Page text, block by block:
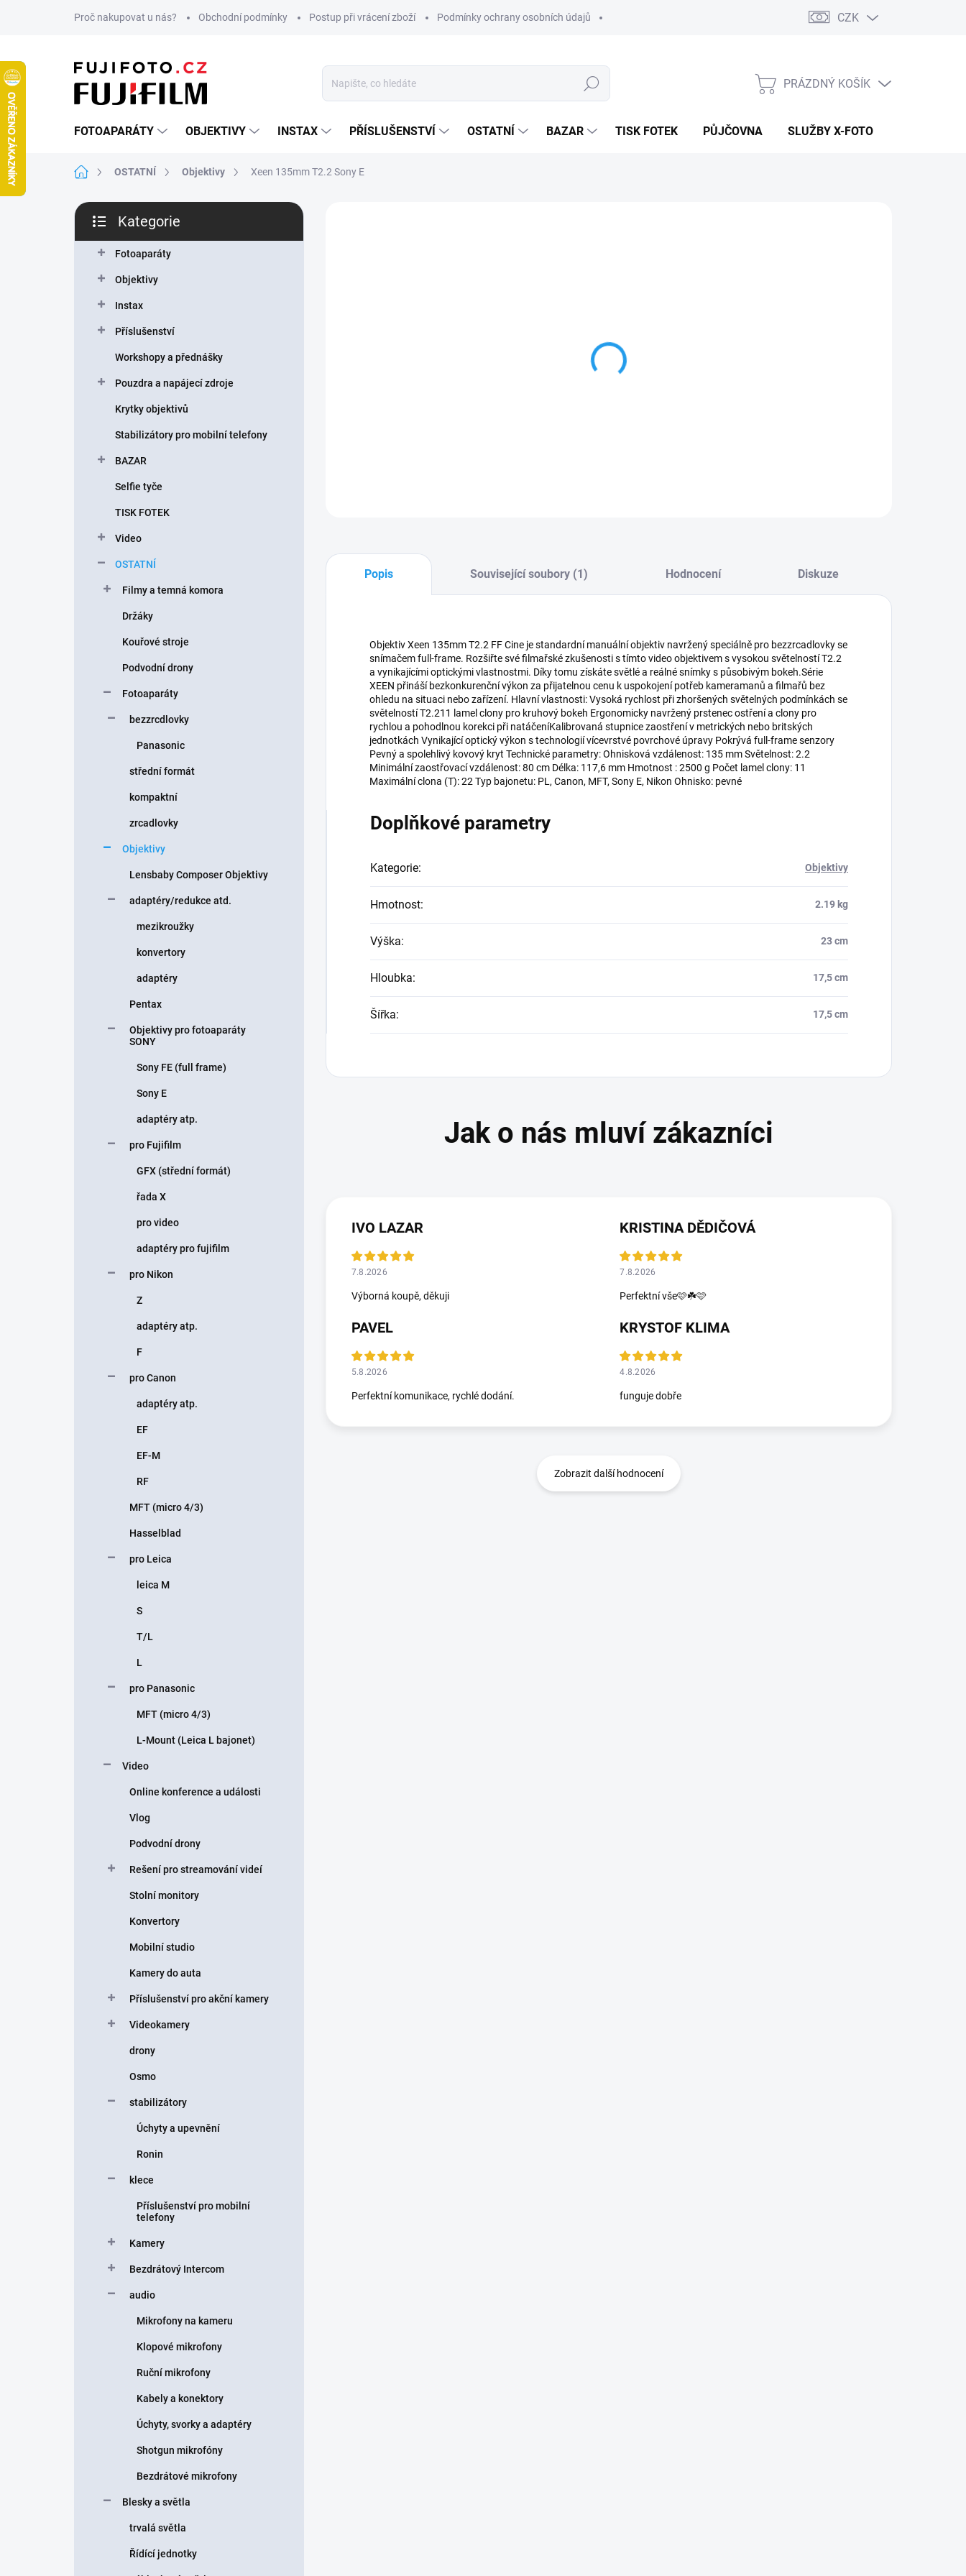
Proč nakupovat u nás? Obchodní podmínky Postup při vrácení zboží Podmínky ochrany osobních údajů CZK
Hledat
NÁKUPNÍ
PRÁZDNÝ KOŠÍK
FOTOAPARÁTY OBJEKTIVY INSTAX PŘÍSLUŠENSTVÍ OSTATNÍ BAZAR TISK FOTEK PŮJČOVNA SLUŽBY X-FOTO
Domů OSTATNÍ Objektivy Xeen 135mm T2.2 Sony E
P
s
kategorie
Kategorie
Fotoaparáty
Objektivy
Instax
Příslušenství
Workshopy a přednášky
Pouzdra a napájecí zdroje
Krytky objektivů
Stabilizátory pro mobilní telefony
BAZAR
Selfie tyče
TISK FOTEK
Video
OSTATNÍ
Filmy a temná komora
Držáky
Kouřové stroje
Podvodní drony
Fotoaparáty
bezzrcdlovky
Panasonic
střední formát
kompaktní
zrcadlovky
Objektivy
Lensbaby Composer Objektivy
adaptéry/redukce atd.
mezikroužky
konvertory
adaptéry
Pentax
Objektivy pro fotoaparáty
SONY
Sony FE (full frame)
Sony E
adaptéry atp.
pro Fujifilm
GFX (střední formát)
řada X
pro video
adaptéry pro fujifilm
pro Nikon
Z
adaptéry atp.
F
pro Canon
adaptéry atp.
EF
EF-M
RF
MFT (micro 4/3)
Hasselblad
pro Leica
leica M
S
T/L
L
pro Panasonic
MFT (micro 4/3)
L-Mount (Leica L bajonet)
Video
Online konference a události
Vlog
Podvodní drony
Rešení pro streamování videí
Stolní monitory
Konvertory
Mobilní studio
Kamery do auta
Příslušenství pro akční kamery
Videokamery
drony
Osmo
stabilizátory
Úchyty a upevnění
Ronin
klece
Příslušenství pro mobilní
telefony
Kamery
Bezdrátový Intercom
audio
Mikrofony na kameru
Klopové mikrofony
Ruční mikrofony
Kabely a konektory
Úchyty, svorky a adaptéry
Shotgun mikrofóny
Bezdrátové mikrofony
Blesky a světla
trvalá světla
Řídící jednotky
Popis Související soubory (1) Hodnocení Diskuze
Objektiv Xeen 135mm T2.2 FF Cine je standardní manuální objektiv navržený speciálně pro bezzrcadlovky se
snímačem full-frame. Rozšiřte své filmařské zkušenosti s tímto video objektivem s vysokou světelností T2.2
a vynikajícími optickými vlastnostmi. Díky tomu získáte světlé a reálné snímky s působivým bokeh.Série
XEEN přináší bezkonkurenční výkon za přijatelnou cenu k uspokojení potřeb kameramanů a filmařů bez
ohledu na situaci nebo zařízení. Hlavní vlastnosti: Vysoká rychlost při zhoršených světelných podmínkách se
světelností T2.211 lamel clony pro kruhový bokeh Ergonomicky navržený prstenec ostření a clony pro
rychlou a pohodlnou korekci při natáčeníKalibrovaná stupnice zaostření v metrických nebo britských
jednotkách Vynikající optický výkon s technologií vícevrstvé povrchové úpravy Pokrývá full-frame senzory
Pevný a spolehlivý kovový kryt Technické parametry: Ohnisková vzdálenost: 135 mm Světelnost: 2.2
Minimální zaostřovací vzdálenost: 80 cm Délka: 117,6 mm Hmotnost : 2500 g Počet lamel clony: 11
Maximální clona (T): 22 Typ bajonetu: PL, Canon, MFT, Sony E, Nikon Ohnisko: pevné
Doplňkové parametry
Kategorie: Objektivy
Hmotnost: 2.19 kg
Výška: 23 cm
Hloubka: 17,5 cm
Šířka: 17,5 cm
IVO LAZAR
7.8.2026
Výborná koupě, děkuji
KRISTINA DĚDIČOVÁ
7.8.2026
Perfektní vše🩷☘️🩷
PAVEL
5.8.2026
Perfektní komunikace, rychlé dodání.
KRYSTOF KLIMA
4.8.2026
funguje dobře
Zobrazit další hodnocení